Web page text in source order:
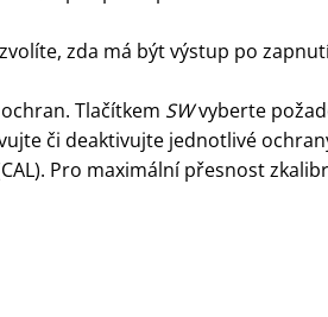
zda má být výstup po
Tlačítkem SWvyberte
či deaktivujte jednotlivé
Pro maximální přesnost